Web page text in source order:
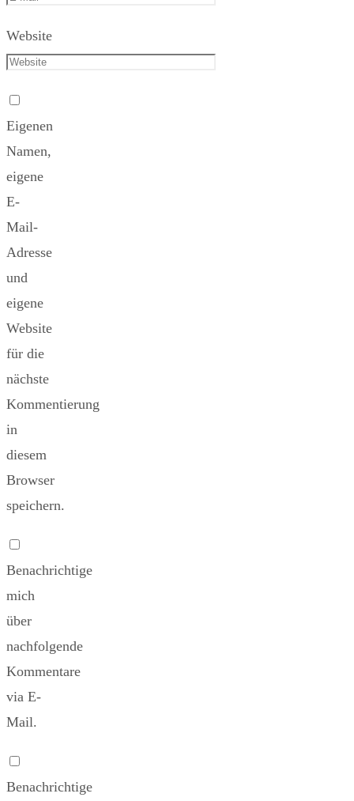
Website
Eigenen
Namen,
eigene
E-
Mail-
Adresse
und
eigene
Website
für die
nächste
Kommentierung
in
diesem
Browser
speichern.
Benachrichtige
mich
über
nachfolgende
Kommentare
via E-
Mail.
Benachrichtige